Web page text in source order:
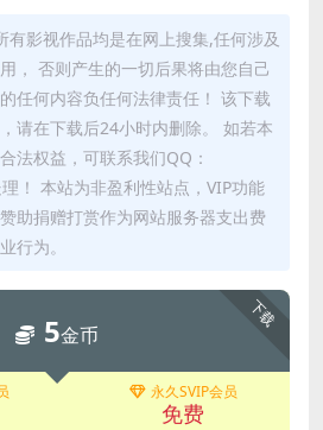
有影视作品均是在网上搜集,任何涉及
， 否则产生的一切后果将由您自己
任何内容负任何法律责任！ 该下载
请在下载后24小时内删除。 如若本
法权益，可联系我们QQ：
！ 本站为非盈利性站点，VIP功能
助捐赠打赏作为网站服务器支出费
行为。
下载
5金币
永久SVIP会员
免费